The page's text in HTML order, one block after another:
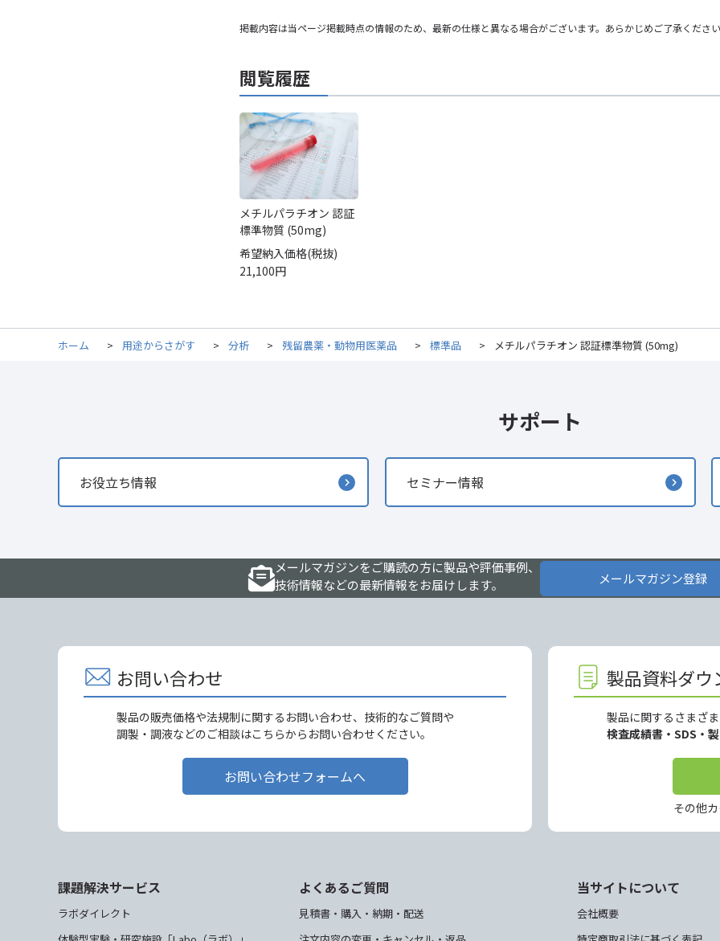
掲載内容は当ページ掲載時点の情報のため、最新の仕様と異なる場合がございます。あらかじめご了承くださ
閲覧履歴
メチルパラチオン 認証
標準物質 (50mg)
希望納入価格(税抜)
21,100円
ホーム > 用途からさがす > 分析 > 残留農薬・動物用医薬品 > 標準品 > メチルパラチオン 認証標準物質 (50mg)
サポート
お役立ち情報 セミナー情報
メールマガジンをご購読の方に製品や評価事例、
技術情報などの最新情報をお届けします。
メールマガジン登録
お問い合わせ
製品の販売価格や法規制に関するお問い合わせ、技術的なご質問や
調製・調液などのご相談はこちらからお問い合わせください。
お問い合わせフォームへ
製品資料ダウ
製品に関するさまざ
検査成績書・SDS・
その他
課題解決サービス
ラボダイレクト
よくあるご質問
見積書・購入・納期・配送
当サイトについて
会社概要